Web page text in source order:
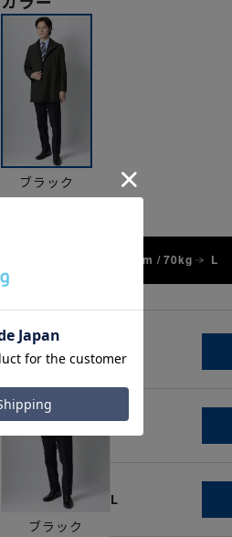
ブラック
172cm / 70kg L
ブラック
M
L